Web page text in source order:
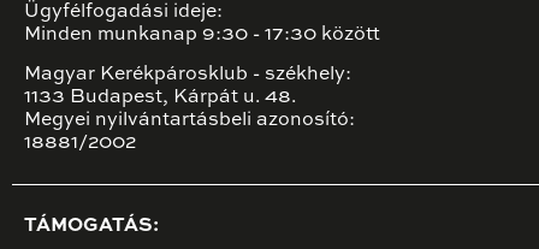
Ügyfélfogadási ideje:
Minden munkanap 9:30 - 17:30 között
Magyar Kerékpárosklub - székhely:
1133 Budapest, Kárpát u. 48.
Megyei nyilvántartásbeli azonosító:
18881/2002
TÁMOGATÁS: